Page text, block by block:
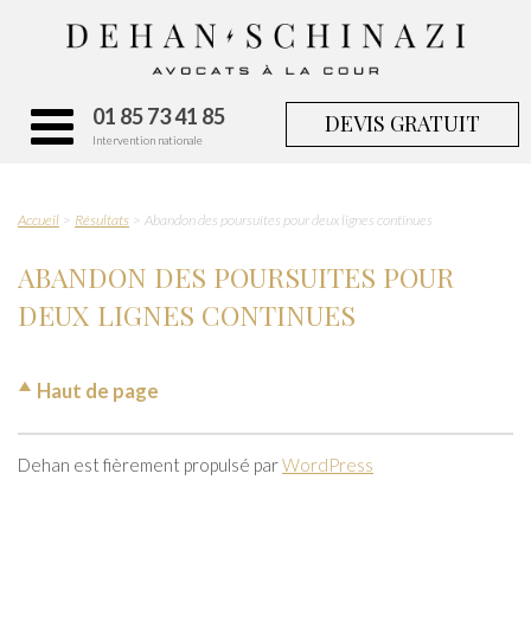
01 85 73 41 85
Intervention nationale
DEVIS GRATUIT
Accueil Résultats Abandon des poursuites pour deux lignes continues
ABANDON DES POURSUITES POUR
DEUX LIGNES CONTINUES
Haut de page
Dehan est fièrement propulsé parWordPress